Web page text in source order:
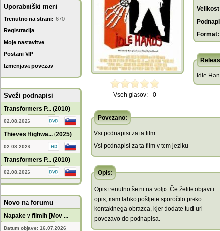
Uporabniški meni
Trenutno na strani: 670
Registracija
Moje nastavitve
Postani VIP
Izmenjava povezav
Sveži podnapisi
Transformers P... (2010)
02.08.2026
Thieves Highwa... (2025)
02.08.2026
Transformers P... (2010)
02.08.2026
Novo na forumu
Napake v filmih [Mov ...
Datum objave: 16.07.2026
Vseh glasov: 0
Format:
Idle
Povezano:
Vsi podnapisi za ta film
Vsi podnapisi za ta film v tem jeziku
Opis:
Opis trenutno še ni na voljo. Če želite objaviti
opis, nam lahko pošljete sporočilo preko
kontaktnega obrazca, kjer dodate tudi url
povezavo do podnapisa.